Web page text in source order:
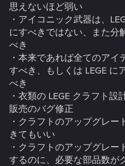
思えないほど弱い
・アイコニック武器は、
にすべきではない、また分
べき
・本来であれば全てのアイ
すべき、もしくは LEGE に
べき
・衣類の LEGE クラフト
販売のバグ修正
・クラフトのアップグレー
きてもいい
・クラフトのアップグレー
するのに、必要な部品数が